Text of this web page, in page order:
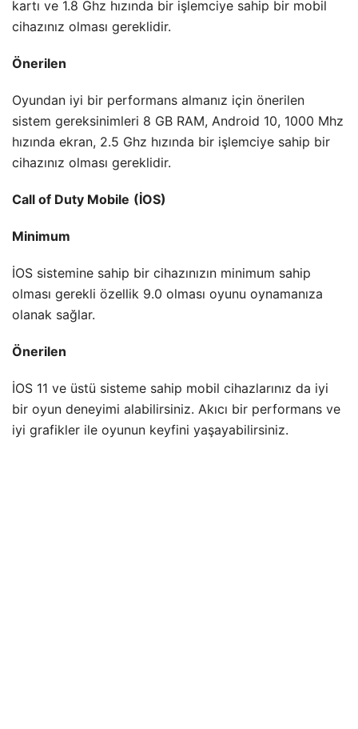
kartı ve 1.8 Ghz hızında bir işlemciye sahip bir mobil
cihazınız olması gereklidir.
Önerilen
Oyundan iyi bir performans almanız için önerilen
sistem gereksinimleri 8 GB RAM, Android 10, 1000 Mhz
hızında ekran, 2.5 Ghz hızında bir işlemciye sahip bir
cihazınız olması gereklidir.
Call of Duty Mobile (İOS)
Minimum
İOS sistemine sahip bir cihazınızın minimum sahip
olması gerekli özellik 9.0 olması oyunu oynamanıza
olanak sağlar.
Önerilen
İOS 11 ve üstü sisteme sahip mobil cihazlarınız da iyi
bir oyun deneyimi alabilirsiniz. Akıcı bir performans ve
iyi grafikler ile oyunun keyfini yaşayabilirsiniz.